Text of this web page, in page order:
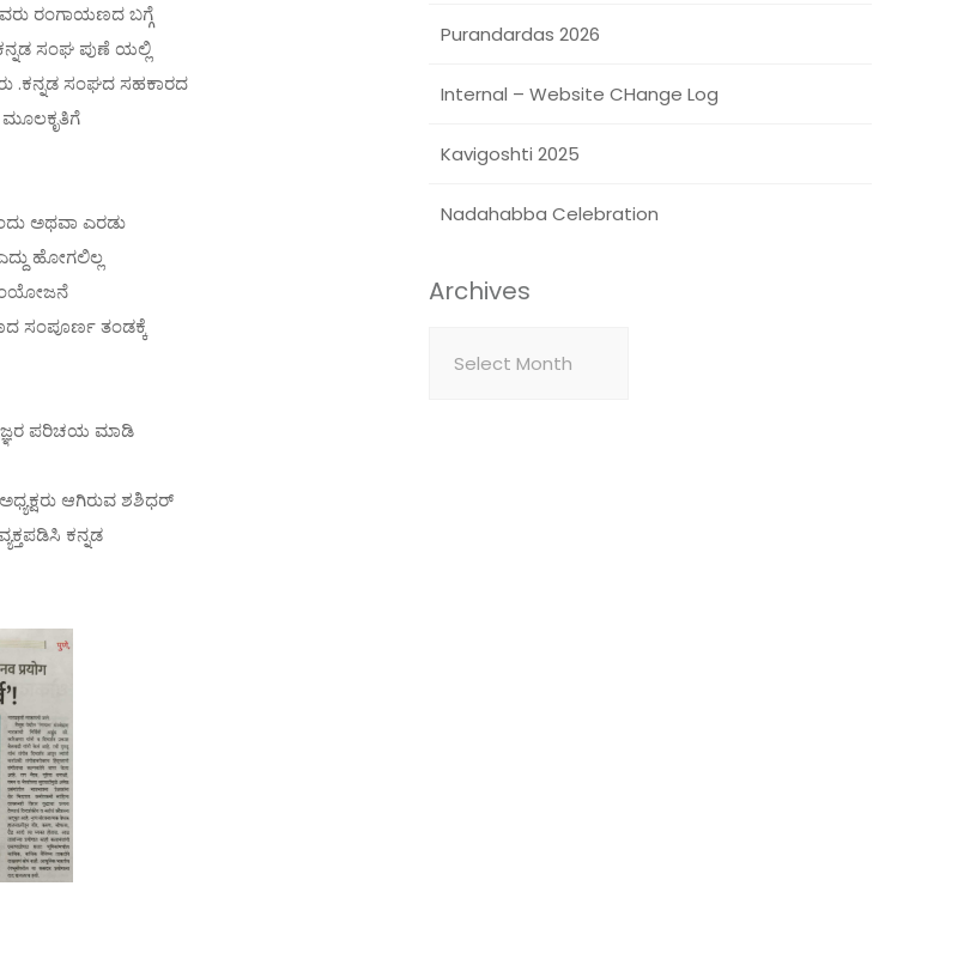
ರಂಗಾಯಣದ ಬಗ್ಗೆ
ಸಂಘ ಪುಣೆ ಯಲ್ಲಿ
.ಕನ್ನಡ ಸಂಘದ ಸಹಕಾರದ
ಮೂಲಕೃತಿಗೆ
ಅಥವಾ ಎರಡು
ಹೋಗಲಿಲ್ಲ
ಸಂಪೂರ್ಣ ತಂಡಕ್ಕೆ
ಪರಿಚಯ ಮಾಡಿ
ಆಗಿರುವ ಶಶಿಧರ್
ಕನ್ನಡ
Purandardas 2026
Internal – Website CHange Log
Kavigoshti 2025
Nadahabba Celebration
Archives